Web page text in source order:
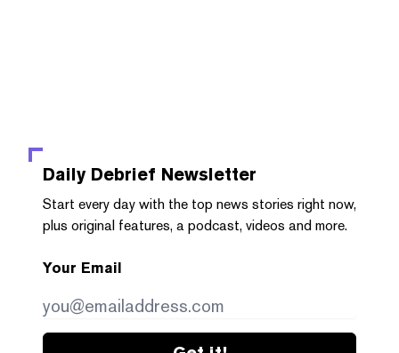
Daily Debrief Newsletter
Start every day with the top news stories right now,
plus original features, a podcast, videos and more.
Your Email